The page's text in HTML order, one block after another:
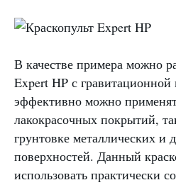
В качестве примера можно
Expert HP с гравитационной
эффективно можно
лакокрасочных покрытий,
грунтовке металлических и
поверхностей. Данный
использовать практически